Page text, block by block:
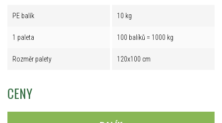
PE balík 10 kg
1 paleta 100 balíků = 1000 kg
Rozměr palety 120x100 cm
CENY